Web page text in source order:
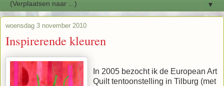
▼
woensdag 3 november 2010
Inspirerende kleuren
In 2005 bezocht ik de European Art
Quilt tentoonstelling in Tilburg (met